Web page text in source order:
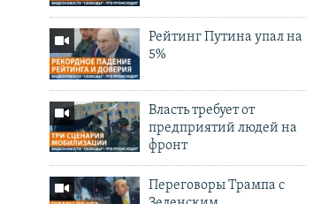
Рейтинг Путина упал на
5%
Власть требует от
предприятий людей на
фронт
Переговоры Трампа с